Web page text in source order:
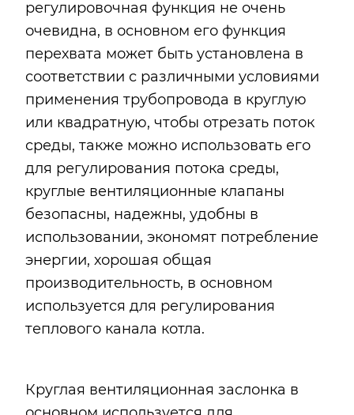
регулировочная функция не очень
очевидна, в основном его функция
перехвата может быть установлена в
соответствии с различными условиями
применения трубопровода в круглую
или квадратную, чтобы отрезать поток
среды, также можно использовать его
для регулирования потока среды,
круглые вентиляционные клапаны
безопасны, надежны, удобны в
использовании, экономят потребление
энергии, хорошая общая
производительность, в основном
используется для регулирования
теплового канала котла.
Круглая вентиляционная заслонка в